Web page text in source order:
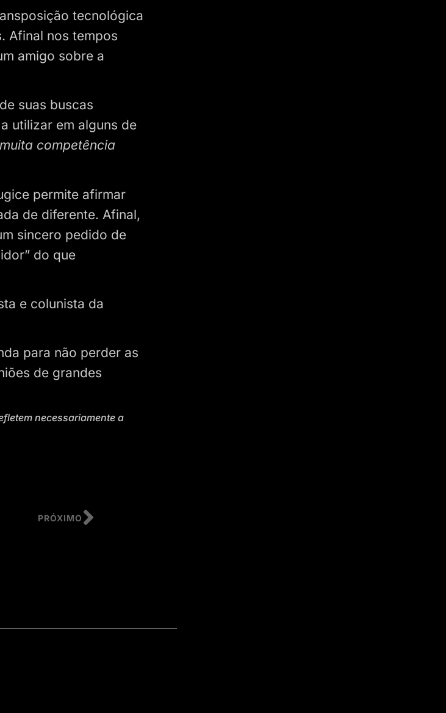
tecnológica
Afinal nos tempos
amigo sobre a
suas buscas
utilizar em alguns de
competência
permite afirmar
de diferente. Afinal,
sincero pedido de
do que
e colunista da
para não perder as
de grandes
necessariamente a
PRÓXIMO